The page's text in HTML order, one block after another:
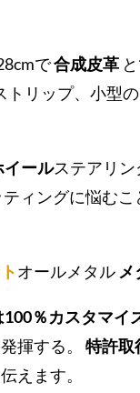
で合成皮革
トリップ、小型の
イールステアリ
ィングに悩む
オールメタル
％カスタマイ
揮する。 特許取
えます。